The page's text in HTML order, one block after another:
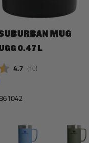
MUG
0.47 L
Snittbetyg:
4.7 (röster:
10)